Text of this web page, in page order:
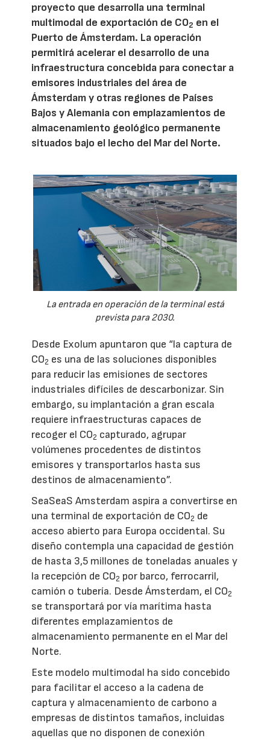
proyecto que desarrolla una terminal
multimodal de exportación de CO2 en el
Puerto de Ámsterdam. La operación
permitirá acelerar el desarrollo de una
infraestructura concebida para conectar a
emisores industriales del área de
Ámsterdam y otras regiones de Países
Bajos y Alemania con emplazamientos de
almacenamiento geológico permanente
situados bajo el lecho del Mar del Norte.
La entrada en operación de la terminal está
prevista para 2030.
Desde Exolum apuntaron que “la captura de
CO2 es una de las soluciones disponibles
para reducir las emisiones de sectores
industriales difíciles de descarbonizar. Sin
embargo, su implantación a gran escala
requiere infraestructuras capaces de
recoger el CO2 capturado, agrupar
volúmenes procedentes de distintos
emisores y transportarlos hasta sus
destinos de almacenamiento”.
SeaSeaS Amsterdam aspira a convertirse en
una terminal de exportación de CO2 de
acceso abierto para Europa occidental. Su
diseño contempla una capacidad de gestión
de hasta 3,5 millones de toneladas anuales y
la recepción de CO2 por barco, ferrocarril,
camión o tubería. Desde Ámsterdam, el CO2
se transportará por vía marítima hasta
diferentes emplazamientos de
almacenamiento permanente en el Mar del
Norte.
Este modelo multimodal ha sido concebido
para facilitar el acceso a la cadena de
captura y almacenamiento de carbono a
empresas de distintos tamaños, incluidas
aquellas que no disponen de conexión